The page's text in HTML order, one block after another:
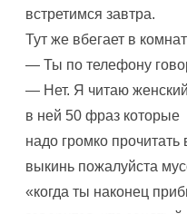
встретимся завтра.
Тут же вбегает в
— Ты по телефону
— Нет. Я читаю
в ней 50 фраз которые
надо громко прочитать
выкинь пожалуйста
«когда ты наконец